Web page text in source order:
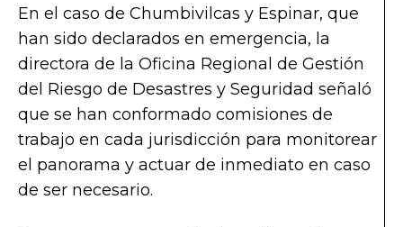
En el caso de Chumbivilcas y Espinar, que
han sido declarados en emergencia, la
directora de la Oficina Regional de Gestión
del Riesgo de Desastres y Seguridad señaló
que se han conformado comisiones de
trabajo en cada jurisdicción para monitorear
el panorama y actuar de inmediato en caso
de ser necesario.